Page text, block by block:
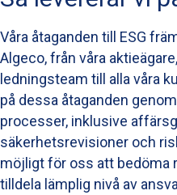
Våra åtaganden till ESG
Algeco, från våra
ledningsteam till alla våra
på dessa åtaganden
processer, inklusive
säkerhetsrevisioner och
möjligt för oss att bedöma
tilldela lämplig nivå av